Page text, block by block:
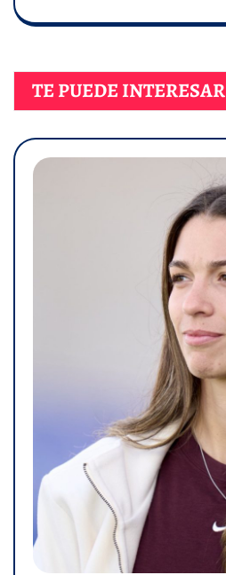
TE PUEDE INTERESAR